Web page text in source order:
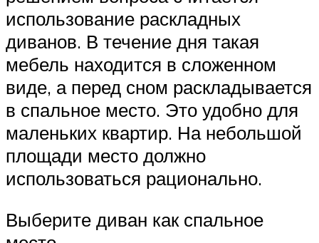
использование раскладных
диванов. В течение дня такая
мебель находится в сложенном
виде, а перед сном раскладывается
в спальное место. Это удобно для
маленьких квартир. На небольшой
площади место должно
использоваться рационально.
Выберите диван как спальное